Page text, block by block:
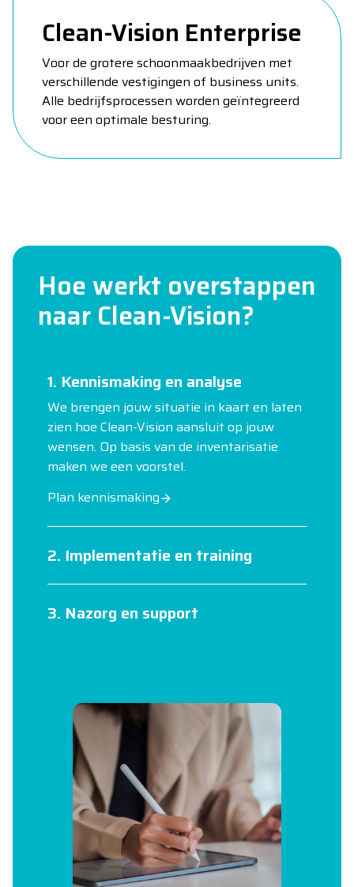
Clean-Vision Enterprise
Voor de grotere schoonmaakbedrijven met
verschillende vestigingen of business units.
Alle bedrijfsprocessen worden geïntegreerd
voor een optimale besturing.
Hoe werkt overstappen
naar Clean-Vision?
1. Kennismaking en analyse
We brengen jouw situatie in kaart en laten
zien hoe Clean-Vision aansluit op jouw
wensen. Op basis van de inventarisatie
maken we een voorstel.
Plan kennismaking
2. Implementatie en training
3. Nazorg en support